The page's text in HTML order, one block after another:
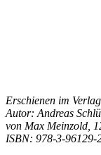
Erschienen im
Autor: Andreas
von Max Meinzold,
ISBN: 978-3-96129-